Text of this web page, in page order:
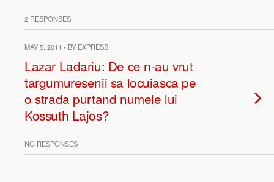
2 RESPONSES
MAY 5, 2011 • BY EXPRESS
Lazar Ladariu: De ce n-au vrut
targumuresenii sa locuiasca pe
o strada purtand numele lui
Kossuth Lajos?
NO RESPONSES